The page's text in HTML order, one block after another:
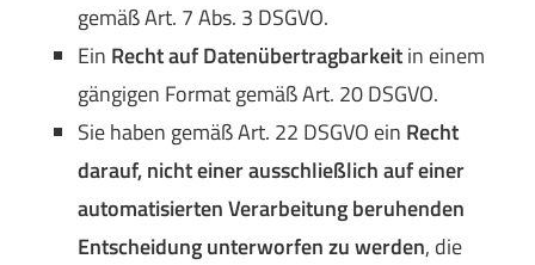
gemäß Art. 7 Abs. 3 DSGVO.
Ein Recht auf Datenübertragbarkeitin einem
gängigen Format gemäß Art. 20 DSGVO.
Sie haben gemäß Art. 22 DSGVO ein Recht
darauf, nicht einer ausschließlich auf einer
automatisierten Verarbeitung beruhenden
Entscheidung unterworfen zu werden, die